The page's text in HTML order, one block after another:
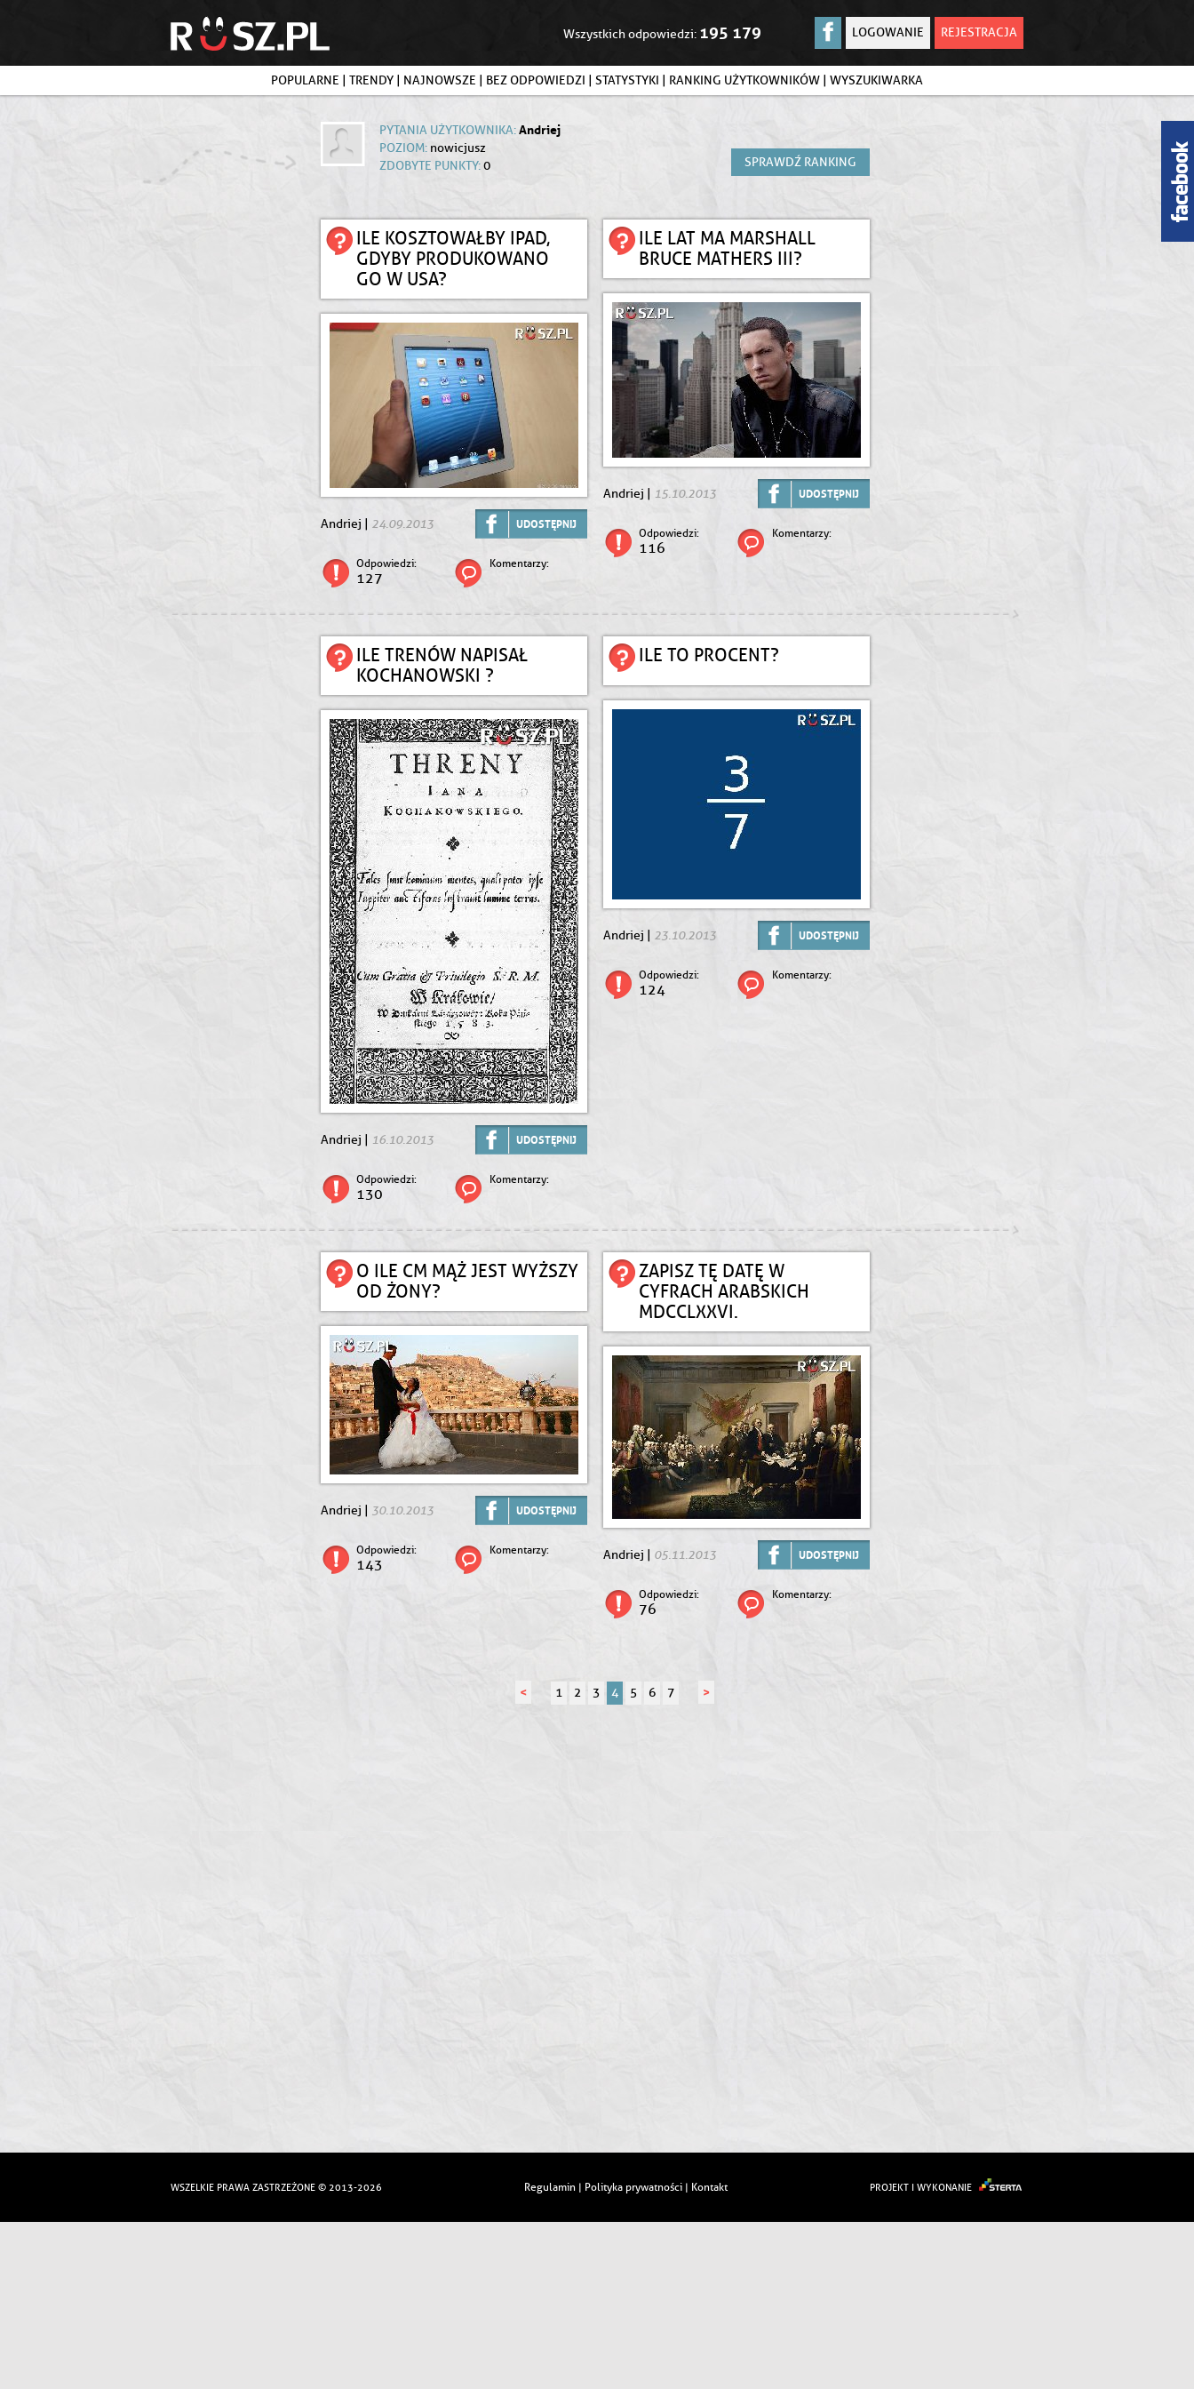
LOGOWANIE REJESTRACJA
Wszystkich odpowiedzi: 195 179
POPULARNE | TRENDY | NAJNOWSZE | BEZ ODPOWIEDZI | STATYSTYKI | RANKING UŻYTKOWNIKÓW | WYSZUKIWARKA
PYTANIA UŻYTKOWNIKA:Andriej
POZIOM: nowicjusz
ZDOBYTE PUNKTY:0 SPRAWDŹ RANKING
ILE KOSZTOWAŁBY IPAD,
GDYBY PRODUKOWANO
GO W USA?
Andriej | 24.09.2013 UDOSTĘPNIJ
Odpowiedzi:
127
Komentarzy:
ILE LAT MA MARSHALL
BRUCE MATHERS III?
Andriej | 15.10.2013 UDOSTĘPNIJ
Odpowiedzi:
116
Komentarzy:
ILE TRENÓW NAPISAŁ
KOCHANOWSKI ?
Andriej | 16.10.2013 UDOSTĘPNIJ
Odpowiedzi:
130
Komentarzy:
ILE TO PROCENT?
Andriej | 23.10.2013 UDOSTĘPNIJ
Odpowiedzi:
124
Komentarzy:
O ILE CM MĄŻ JEST WYŻSZY
OD ŻONY?
Andriej | 30.10.2013 UDOSTĘPNIJ
Odpowiedzi:
143
Komentarzy:
ZAPISZ TĘ DATĘ W
CYFRACH ARABSKICH
MDCCLXXVI.
Andriej | 05.11.2013 UDOSTĘPNIJ
Odpowiedzi:
76
Komentarzy:
< 1 2 3 4 5 6 7 >
WSZELKIE PRAWA ZASTRZEŻONE © 2013-2026 PROJEKT I WYKONANIE
Regulamin | Polityka prywatności | Kontakt